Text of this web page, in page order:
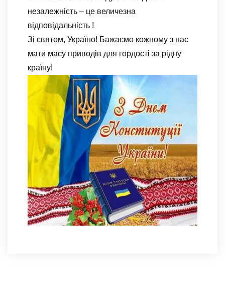
незалежність – це величезна
відповідальність !
Зі святом, Україно! Бажаємо кожному з нас
мати масу приводів для гордості за рідну
країну!